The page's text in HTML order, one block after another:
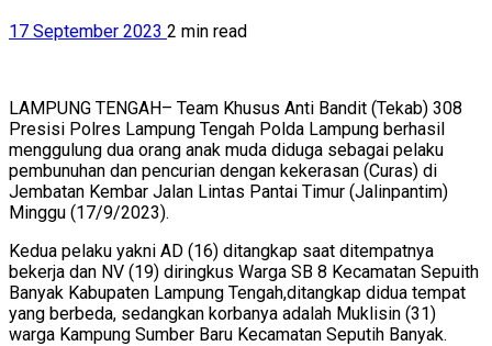
17 September 2023 2 min read
LAMPUNG TENGAH– Team Khusus Anti Bandit (Tekab) 308
Presisi Polres Lampung Tengah Polda Lampung berhasil
menggulung dua orang anak muda diduga sebagai pelaku
pembunuhan dan pencurian dengan kekerasan (Curas) di
Jembatan Kembar Jalan Lintas Pantai Timur (Jalinpantim)
Minggu (17/9/2023).
Kedua pelaku yakni AD (16) ditangkap saat ditempatnya
bekerja dan NV (19) diringkus Warga SB 8 Kecamatan Sepuith
Banyak Kabupaten Lampung Tengah,ditangkap didua tempat
yang berbeda, sedangkan korbanya adalah Muklisin (31)
warga Kampung Sumber Baru Kecamatan Seputih Banyak.